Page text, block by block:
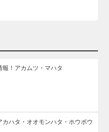
報！アカムツ・マハタ
カハタ・オオモンハタ・ホウボウ